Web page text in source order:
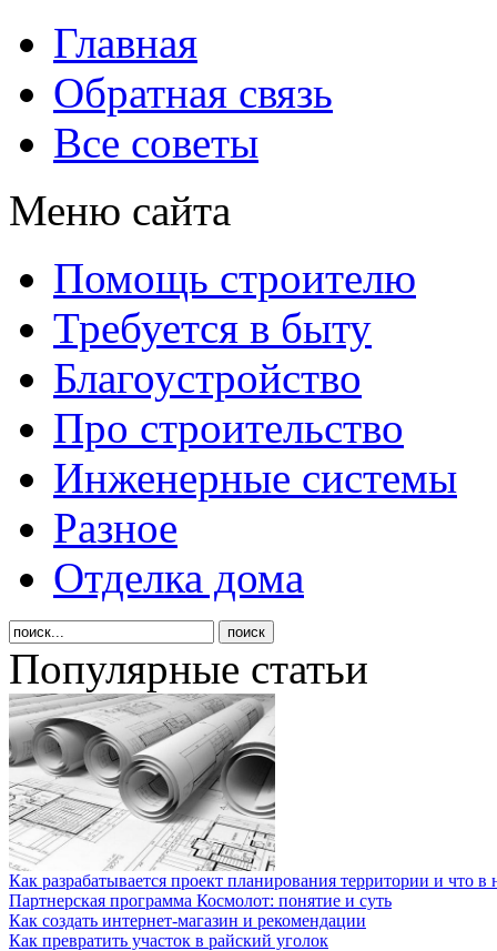
Главная
Обратная связь
Все советы
Меню сайта
Помощь строителю
Требуется в быту
Благоустройство
Про строительство
Инженерные системы
Разное
Отделка дома
Популярные статьи
Как разрабатывается проект планирования территории и что в
Партнерская программа Космолот: понятие и суть
Как создать интернет-магазин и рекомендации
Как превратить участок в райский уголок